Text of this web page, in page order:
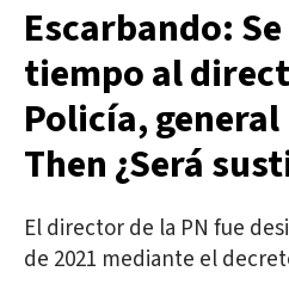
Escarbando:
tiempo al
Policía,
Then ¿Será
El director de la PN fue
de 2021 mediante el